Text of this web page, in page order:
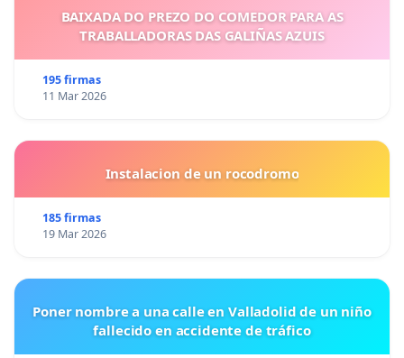
BAIXADA DO PREZO DO COMEDOR PARA AS
TRABALLADORAS DAS GALIÑAS AZUIS
195 firmas
11 Mar 2026
Instalacion de un rocodromo
185 firmas
19 Mar 2026
Poner nombre a una calle en Valladolid de un niño
fallecido en accidente de tráfico